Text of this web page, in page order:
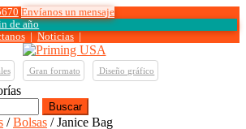
Envíanos un mensaje
de año
Noticias
Gran formato Diseño gráfico
/Bolsas / Janice Bag